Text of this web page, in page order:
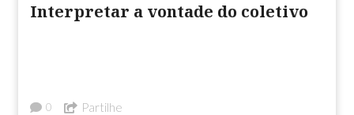
Interpretar a vontade do coletivo
0 Partilhe